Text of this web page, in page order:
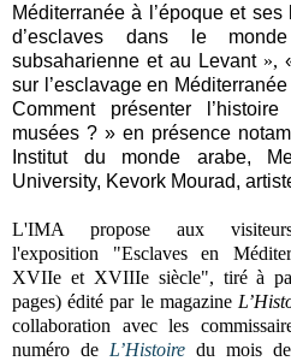
Méditerranée à l’époque et
d’esclaves dans le
subsaharienne et au Levant »,
sur l’esclavage en
Comment présenter
musées ? » en présence
Institut du monde arabe,
University, Kevork Mourad,
L'IMA propose aux
l'exposition "Esclaves en
XVIIe et XVIIIe siècle", tiré à
pages)édité par le magazine
collaboration avec les
numéro de L’Histoire du mois